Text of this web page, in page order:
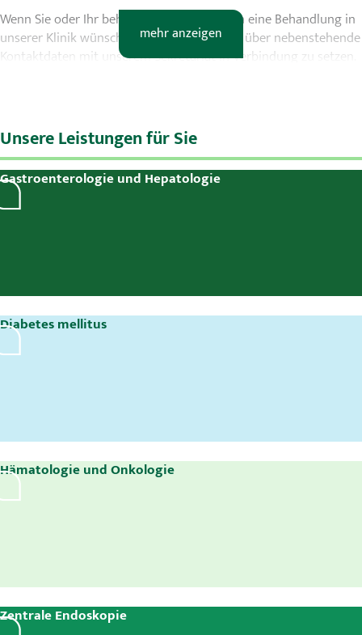
Wenn Sie oder Ihr behandelnder Arzt/Ärztin eine Behandlung in
unserer Klinik wünschen, bitten wir Sie sich über nebenstehende
Kontaktdaten mit unserem Sekretariat in Verbindung zu setzen.
mehr anzeigen
Unsere Leistungen für Sie
Gastroenterologie und Hepatologie
Diabetes mellitus
Hämatologie und Onkologie
Zentrale Endoskopie